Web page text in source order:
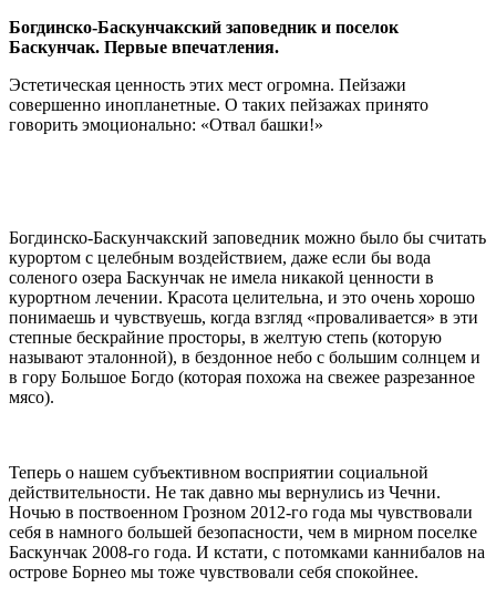
Богдинско-Баскунчакский заповедник и поселок
Баскунчак. Первые впечатления.
Эстетическая ценность этих мест огромна. Пейзажи
совершенно инопланетные. О таких пейзажах принято
говорить эмоционально: «Отвал башки!»
Богдинско-Баскунчакский заповедник можно было бы считать
курортом с целебным воздействием, даже если бы вода
соленого озера Баскунчак не имела никакой ценности в
курортном лечении. Красота целительна, и это очень хорошо
понимаешь и чувствуешь, когда взгляд «проваливается» в эти
степные бескрайние просторы, в желтую степь (которую
называют эталонной), в бездонное небо с большим солнцем и
в гору Большое Богдо (которая похожа на свежее разрезанное
мясо).
Теперь о нашем субъективном восприятии социальной
действительности. Не так давно мы вернулись из Чечни.
Ночью в поствоенном Грозном 2012-го года мы чувствовали
себя в намного большей безопасности, чем в мирном поселке
Баскунчак 2008-го года. И кстати, с потомками каннибалов на
острове Борнео мы тоже чувствовали себя спокойнее.